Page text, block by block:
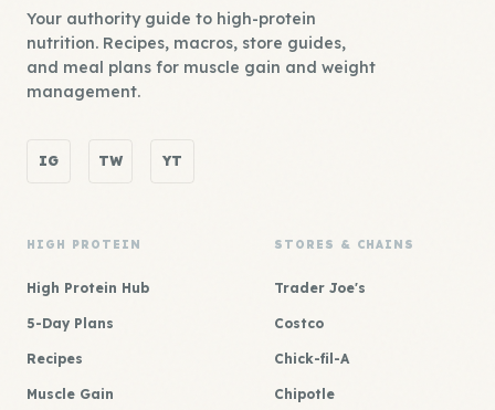
Your authority guide to high-protein
nutrition. Recipes, macros, store guides,
and meal plans for muscle gain and weight
management.
IG TW YT
HIGH PROTEIN
High Protein Hub
5-Day Plans
Recipes
Muscle Gain
STORES & CHAINS
Trader Joe's
Costco
Chick-fil-A
Chipotle